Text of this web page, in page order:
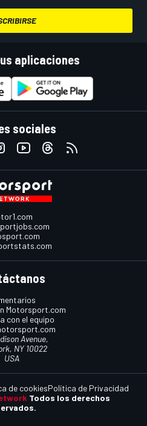
aplicaciones
sociales
Motorsport.com
con el equipo
Avenue,
NY 10022
USA
Todos los derechos
de cookiesPolítica de Privacidad